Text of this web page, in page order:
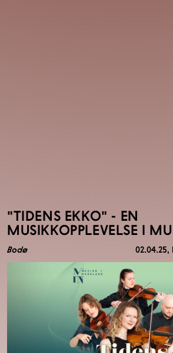
"TIDENS EKKO" - EN
MUSIKKOPPLEVELSE I
Bodø 02.04.25,